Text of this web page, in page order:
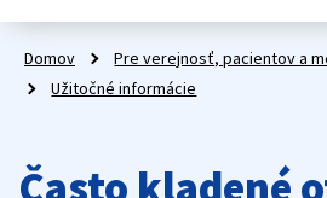
Domov
Pre verejnosť, pacientov a
Užitočné informácie